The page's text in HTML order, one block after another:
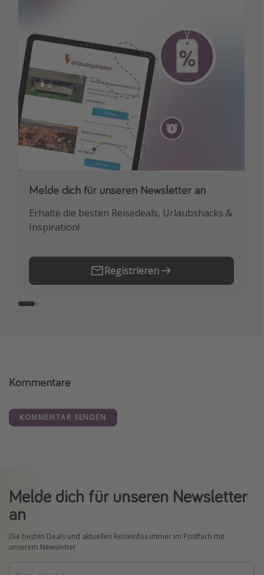
Melde dich für unseren Newsletter an
Erhalte die besten Reisedeals, Urlaubshacks &
Inspiration!
Registrieren
Downloade unsere App
Buche die besten Reiseschnäppchen als
Erstes.
Kommentare
KOMMENTAR SENDEN
Melde dich für unseren Newsletter
an
Die besten Deals und aktuellen Reiseinfos immer im Postfach mit
unserem Newsletter